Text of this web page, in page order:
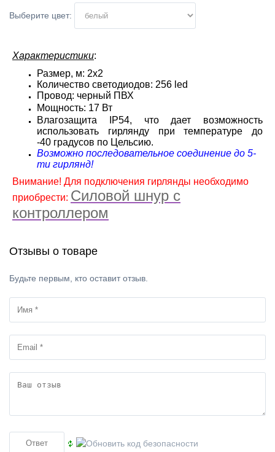
Выберите цвет:
Характеристики:
Размер, м: 2х2
Количество светодиодов: 256 led
Провод: черный ПВХ
Мощность: 17 Вт
Влагозащита IP54, что дает возможность
использовать гирлянду при температуре до
-40 градусов по Цельсию.
Возможно последовательное соединение до 5-
ти гирлянд!
Внимание! Для подключения гирлянды необходимо
приобрести: Силовой шнур с
контроллером
Отзывы о товаре
Будьте первым, кто оставит отзыв.